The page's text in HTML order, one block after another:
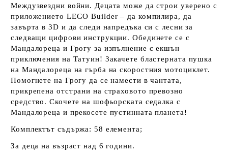
Междузвездни войни. Децата може да строи уверено с
приложението LEGO Builder – да компилира, да
завърта в 3D и да следи напредъка си с лесни за
следващи цифрови инструкции. Обединете се с
Мандалореца и Грогу за изпълнение с екшън
приключения на Татуин! Закачете бластерната пушка
на Мандалореца на гърба на скоростния мотоциклет.
Помогнете на Грогу да се намести в чантата,
прикрепена отстрани на страховото превозно
средство. Скочете на шофьорската седалка с
Мандалореца и прекосете пустинната планета!
Комплектът съдържа: 58 елемента;
За деца на възраст над 6 години.